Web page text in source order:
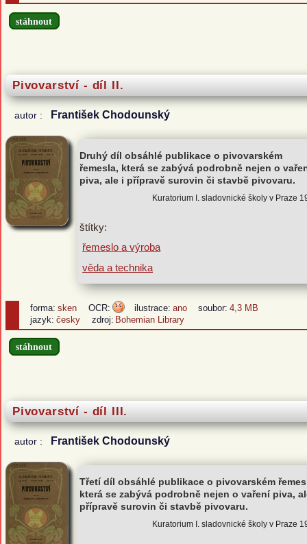
stáhnout
Pivovarství - díl II.
autor : František Chodounský
Druhý díl obsáhlé publikace o pivovarském
řemesla, která se zabývá podrobně nejen o
piva, ale i přípravě surovin či stavbě pivovaru.
Kuratorium I. sladovnické školy v Praze
štítky:
řemeslo a výroba
věda a technika
forma: sken OCR: ilustrace: ano soubor: 4,3 MB
jazyk: česky zdroj: Bohemian Library
stáhnout
Pivovarství - díl III.
autor : František Chodounský
Třetí díl obsáhlé publikace o pivovarském
která se zabývá podrobně nejen o vaření piva,
přípravě surovin či stavbě pivovaru.
Kuratorium I. sladovnické školy v Praze